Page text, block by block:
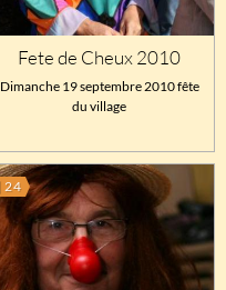
Fete de Cheux 2010
Dimanche 19 septembre 2010 fête
du village
24